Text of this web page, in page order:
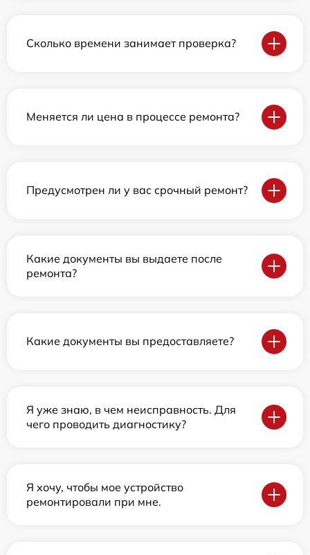
Сколько времени занимает проверка?
Меняется ли цена в процессе ремонта?
Предусмотрен ли у вас срочный ремонт?
Какие документы вы выдаете после
ремонта?
Какие документы вы предоставляете?
Я уже знаю, в чем неисправность. Для
чего проводить диагностику?
Я хочу, чтобы мое устройство
ремонтировали при мне.